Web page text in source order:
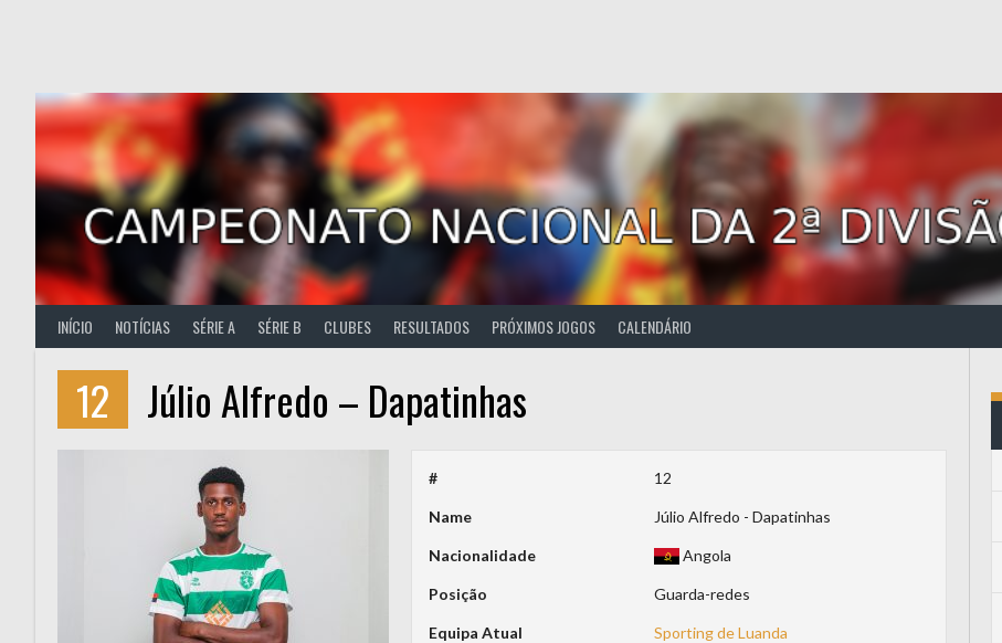
INÍCIO NOTÍCIAS SÉRIE A SÉRIE B CLUBES RESULTADOS PRÓXIMOS JOGOS CALENDÁRIO
12 Júlio Alfredo – Dapatinhas
# 12
Name Júlio Alfredo - Dapatinhas
Nacionalidade Angola
Posição Guarda-redes
Equipa Atual Sporting de Luanda